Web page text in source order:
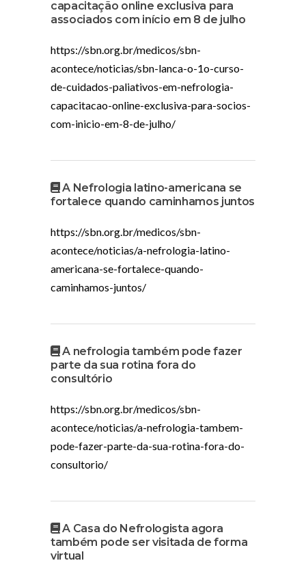
capacitação online exclusiva para
associados com início em 8 de julho
https://sbn.org.br/medicos/sbn-
acontece/noticias/sbn-lanca-o-1o-curso-
de-cuidados-paliativos-em-nefrologia-
capacitacao-online-exclusiva-para-socios-
com-inicio-em-8-de-julho/
A Nefrologia latino-americana se
fortalece quando caminhamos juntos
https://sbn.org.br/medicos/sbn-
acontece/noticias/a-nefrologia-latino-
americana-se-fortalece-quando-
caminhamos-juntos/
A nefrologia também pode fazer
parte da sua rotina fora do
consultório
https://sbn.org.br/medicos/sbn-
acontece/noticias/a-nefrologia-tambem-
pode-fazer-parte-da-sua-rotina-fora-do-
consultorio/
A Casa do Nefrologista agora
também pode ser visitada de forma
virtual